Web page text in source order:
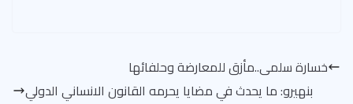
خسارة سلمى..مأزق للمعارضة وحلفائها
بنهيرو: ما يحدث في مضايا يحرمه القانون الانساني الدولي